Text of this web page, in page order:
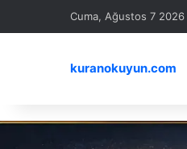
Cuma, Ağustos 7 2026
kuranokuyun.com